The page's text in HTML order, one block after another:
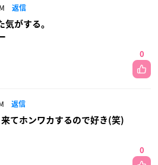
返信
気がする。
0
返信
てホンワカするので好き(笑)
0